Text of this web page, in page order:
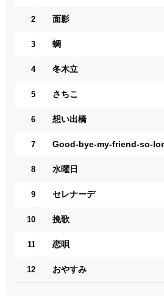
2 面影
3 蜩
4 冬木立
5 さちこ
6 想い出橋
7 Good-bye-my-friend-so-
8 水曜日
9 セレナーデ
10 挽歌
11 恋唄
12 おやすみ